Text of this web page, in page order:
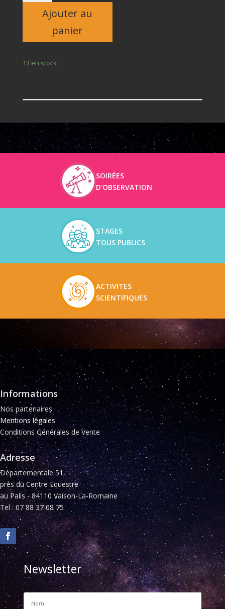
Enfant
Ajouter au
panier
13 en stock
SOIRÉES
D'OBSERVATION
STAGES
TOUS PUBLICS
ACTIVITES
SCIENTIFIQUES
Informations
Nos partenaires
Mentions légales
Conditions Générales de Vente
Adresse
Départementale 51,
près du Centre Equestre
au Palis - 84110 Vaison-La-Romaine
Tel : 07 88 37 08 75
Newsletter